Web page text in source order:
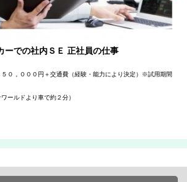
導体洗浄メーカーでの財務・経理の仕事
００万円
新庄金山6078